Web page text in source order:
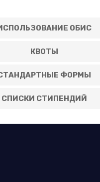
ОБИС
КВОТЫ
ФОРМЫ
СПИСКИ СТИПЕНДИЙ